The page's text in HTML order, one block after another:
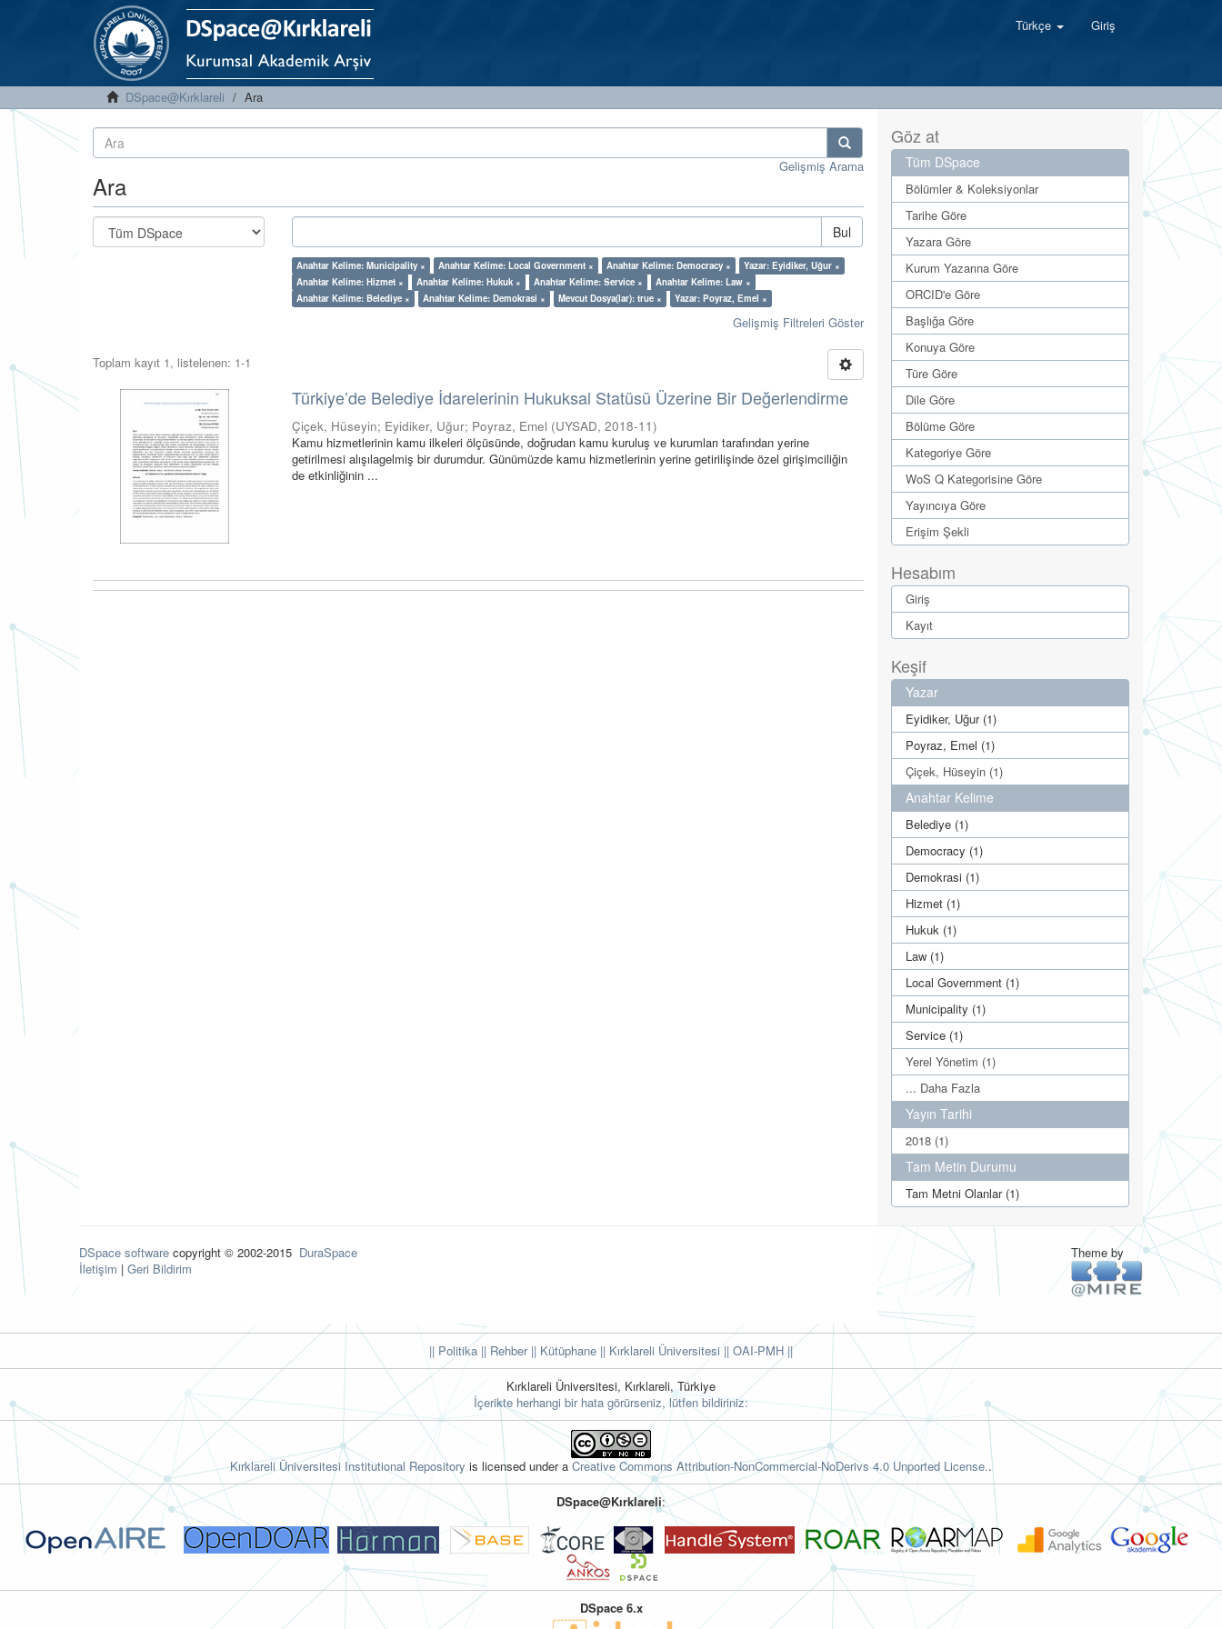
Türkçe Giriş
DSpace@Kırklareli Ara
Gelişmiş Arama
Ara
Bul
Anahtar Kelime: Municipality × Anahtar Kelime: Local Government × Anahtar Kelime: Democracy ×
Yazar: Eyidiker, Uğur ×
Anahtar Kelime: Hizmet ×
Anahtar Kelime: Hukuk × Anahtar Kelime: Service ×
Anahtar Kelime: Law ×
Anahtar Kelime: Belediye ×
Anahtar Kelime: Demokrasi × Mevcut Dosya(lar): true × Yazar: Poyraz, Emel ×
Gelişmiş Filtreleri Göster
Toplam kayıt 1, listelenen: 1-1
Türkiye’de Belediye İdarelerinin Hukuksal Statüsü Üzerine Bir Değerlendirme
Çiçek, Hüseyin; Eyidiker, Uğur; Poyraz, Emel (UYSAD,2018-11)
Kamu hizmetlerinin kamu ilkeleri ölçüsünde, doğrudan kamu kuruluş ve kurumları tarafından yerine
getirilmesi alışılagelmiş bir durumdur. Günümüzde kamu hizmetlerinin yerine getirilişinde özel girişimciliğin
de etkinliğinin ...
Göz at
Tüm DSpace
Bölümler & Koleksiyonlar
Tarihe Göre
Yazara Göre
Kurum Yazarına Göre
ORCID'e Göre
Başlığa Göre
Konuya Göre
Türe Göre
Dile Göre
Bölüme Göre
Kategoriye Göre
WoS Q Kategorisine Göre
Yayıncıya Göre
Erişim Şekli
Hesabım
Giriş
Kayıt
Keşif
Yazar
Eyidiker, Uğur (1)
Poyraz, Emel (1)
Çiçek, Hüseyin (1)
Anahtar Kelime
Belediye (1)
Democracy (1)
Demokrasi (1)
Hizmet (1)
Hukuk (1)
Law (1)
Local Government (1)
Municipality (1)
Service (1)
Yerel Yönetim (1)
... Daha Fazla
Yayın Tarihi
2018 (1)
Tam Metin Durumu
Tam Metni Olanlar (1)
DSpace software copyright © 2002-2015 DuraSpace
İletişim | Geri Bildirim
Theme by
|| Politika || Rehber|| Kütüphane || Kırklareli Üniversitesi || OAI-PMH ||
Kırklareli Üniversitesi, Kırklareli, Türkiye
İçerikte herhangi bir hata görürseniz, lütfen bildiriniz:
Kırklareli Üniversitesi Institutional Repository is licensed under a Creative Commons Attribution-NonCommercial-NoDerivs 4.0 Unported License..
DSpace@Kırklareli:
DSpace 6.x